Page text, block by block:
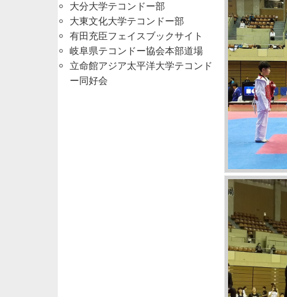
大分大学テコンドー部
大東文化大学テコンドー部
有田充臣フェイスブックサイト
岐阜県テコンドー協会本部道場
立命館アジア太平洋大学テコンド
ー同好会